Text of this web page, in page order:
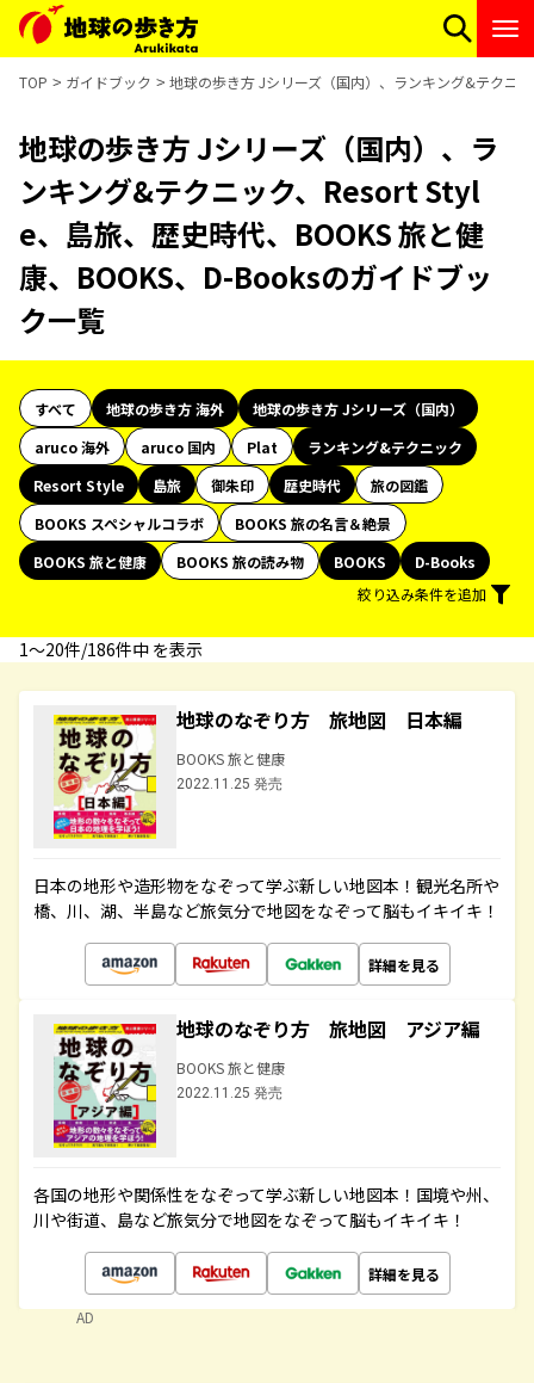
TOP ガイドブック 地球の歩き方 Jシリーズ（国内）、ランキング&テクニ
地球の歩き方 Jシリーズ（国内）、ラ
ンキング&テクニック、Resort Styl
e、島旅、歴史時代、BOOKS 旅と健
康、BOOKS、D-Booksのガイドブッ
ク一覧
すべて 地球の歩き方 海外
地球の歩き方 Jシリーズ（国内）
aruco 海外
aruco 国内 Plat
ランキング&テクニック
Resort Style
島旅 御朱印 歴史時代
旅の図鑑
BOOKS スペシャルコラボ
BOOKS 旅の名言＆絶景
BOOKS 旅と健康
BOOKS 旅の読み物 BOOKS
D-Books
絞り込み条件を追加
1〜20件/186件中 を表示
地球のなぞり方 旅地図 日本編
BOOKS 旅と健康
2022.11.25 発売
日本の地形や造形物をなぞって学ぶ新しい地図本！観光名所や
橋、川、湖、半島など旅気分で地図をなぞって脳もイキイキ！
詳細を見る
地球のなぞり方 旅地図 アジア編
BOOKS 旅と健康
2022.11.25 発売
各国の地形や関係性をなぞって学ぶ新しい地図本！国境や州、
川や街道、島など旅気分で地図をなぞって脳もイキイキ！
詳細を見る
AD